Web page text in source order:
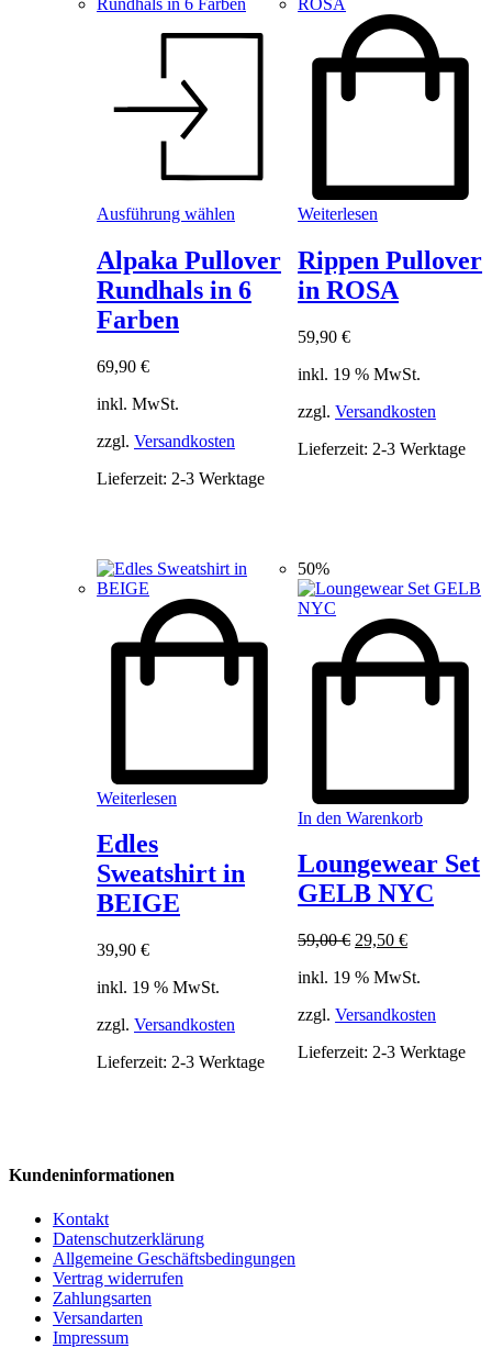
Ausführung wählen
mehrere
Varianten
gewählt
werden
Alpaka Pullover
Rundhals in 6
Farben
69,90 €
inkl. MwSt.
zzgl. Versandkosten
Lieferzeit: 2-3 Werktage
Weiterlesen
Rippen Pullover
in ROSA
59,90€
inkl. 19 % MwSt.
zzgl.Versandkosten
Lieferzeit: 2-3 Werktage
Weiterlesen
Edles
Sweatshirt in
BEIGE
39,90 €
inkl. 19 % MwSt.
zzgl. Versandkosten
Lieferzeit: 2-3 Werktage
50%
In den Warenkorb
Loungewear Set
GELB NYC
59,00€ Ursprünglicher
war:
29,50€Aktueller
ist:
inkl. 19 % MwSt.
zzgl.Versandkosten
Lieferzeit: 2-3 Werktage
Kundeninformationen
Kontakt
Datenschutzerklärung
Allgemeine Geschäftsbedingungen
Vertrag widerrufen
Zahlungsarten
Versandarten
Impressum